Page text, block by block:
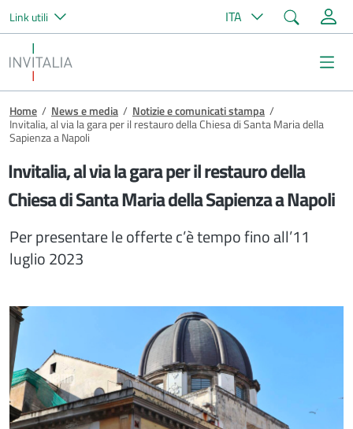
Salta al contenuto principale
Link utili ITA Cerca
Invitalia
Briciole di pane
Home / News e media / Notizie e comunicati stampa /
Invitalia, al via la gara per il restauro della Chiesa di Santa Maria della
Sapienza a Napoli
Invitalia, al via la gara per il restauro della
Chiesa di Santa Maria della Sapienza a Napoli
Per presentare le offerte c’è tempo fino all’11
luglio 2023